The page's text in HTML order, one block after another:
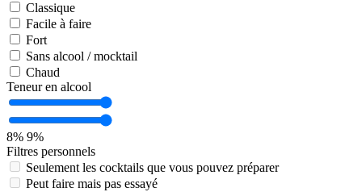
Classique
Facile à faire
Fort
Sans alcool / mocktail
Chaud
Teneur en alcool
8% 9%
Filtres personnels
Seulement les cocktails que vous pouvez préparer
Peut faire mais pas essayé